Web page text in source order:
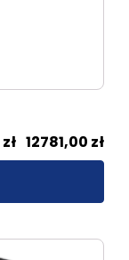
zł 12781,00 zł